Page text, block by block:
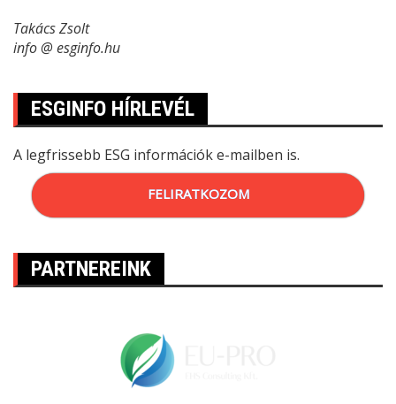
Takács Zsolt
info @ esginfo.hu
ESGINFO HÍRLEVÉL
A legfrissebb ESG információk e-mailben is.
FELIRATKOZOM
PARTNEREINK